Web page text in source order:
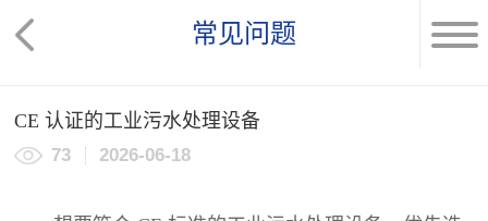
常见问题
CE 认证的工业污水处理设备
73 2026-06-18